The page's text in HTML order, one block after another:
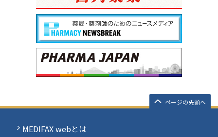
ページの先頭へ
MEDIFAX webとは